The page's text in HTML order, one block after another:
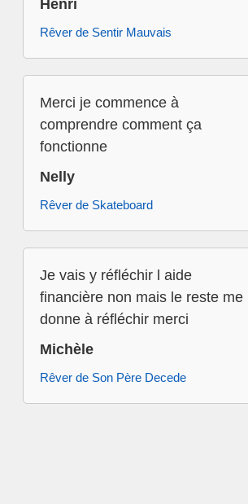
Henri
Rêver de Sentir Mauvais
Merci je commence à
comprendre comment ça
fonctionne
Nelly
Rêver de Skateboard
Je vais y réfléchir l aide
financière non mais le reste me
donne à réfléchir merci
Michèle
Rêver de Son Père Decede